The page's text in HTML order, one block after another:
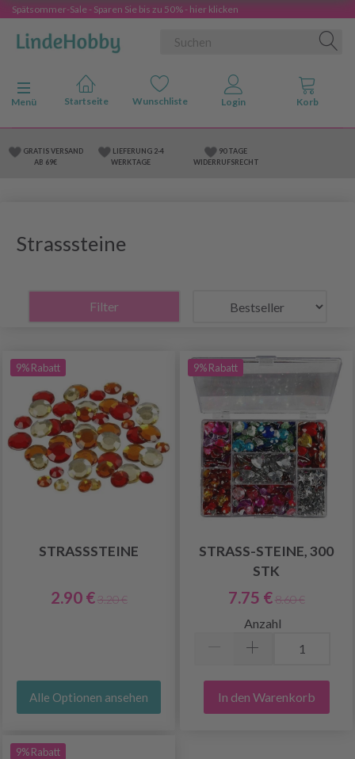
Spätsommer-Sale - Sparen Sie bis zu 50% - hier klicken
Anzeige ändern
Menü
GRATIS VERSAND
AB 69€
LIEFERUNG 2-4
WERKTAGE
90 TAGE
WIDERRUFSRECHT
Strasssteine
Filter
9% Rabatt
STRASSSTEINE
2.90 € 3.20 €
Alle Optionen ansehen
9% Rabatt
STRASS-STEINE, 300
STK
7.75 € 8.60 €
Anzahl
In den Warenkorb
9% Rabatt